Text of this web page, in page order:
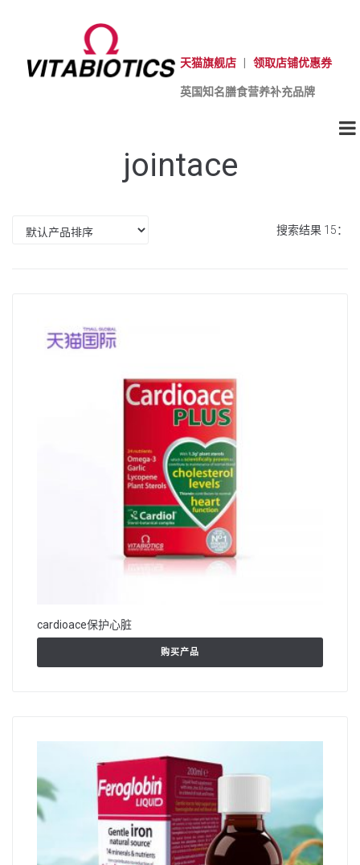
天猫旗舰店 领取店铺优惠券
英国知名膳食营养补充品牌
jointace
搜索结果 15：
cardioace保护心脏
购买产品